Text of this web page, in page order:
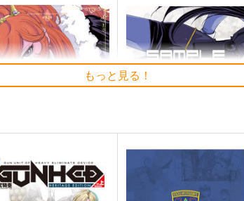
月の勝者」カラーイラス
2,200
姫様拷問の時間です トーチ
ャ 防水ステッカー
コパン
440
宮キャラブック028 不死
サイレントメビウス３５周年
もっと見る！